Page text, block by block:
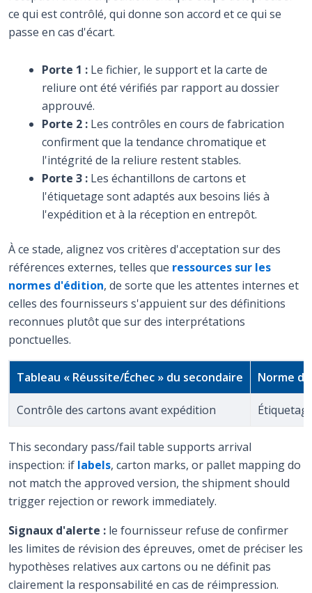
ce qui est contrôlé, qui donne son accord et ce qui se
passe en cas d'écart.
Porte 1 : Le fichier, le support et la carte de
reliure ont été vérifiés par rapport au dossier
approuvé.
Porte 2 : Les contrôles en cours de fabrication
confirment que la tendance chromatique et
l'intégrité de la reliure restent stables.
Porte 3 : Les échantillons de cartons et
l'étiquetage sont adaptés aux besoins liés à
l'expédition et à la réception en entrepôt.
À ce stade, alignez vos critères d'acceptation sur des
références externes, telles que ressources sur les
normes d'édition, de sorte que les attentes internes et
celles des fournisseurs s'appuient sur des définitions
reconnues plutôt que sur des interprétations
ponctuelles.
Tableau « Réussite/Échec » du secondaire Norme
Contrôle des cartons avant expédition
This secondary pass/fail table supports arrival
inspection: if labels, carton marks, or pallet mapping do
not match the approved version, the shipment should
trigger rejection or rework immediately.
Signaux d'alerte : le fournisseur refuse de confirmer
les limites de révision des épreuves, omet de préciser les
hypothèses relatives aux cartons ou ne définit pas
clairement la responsabilité en cas de réimpression.